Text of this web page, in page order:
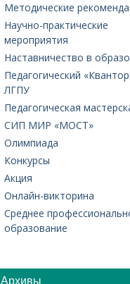
Методические
Научно-практические
мероприятия
Наставничество в
Педагогический
ЛГПУ
Педагогическая
СИП МИР «МОСТ»
Олимпиада
Конкурсы
Акция
Онлайн-викторина
Среднее
образование
Архивы